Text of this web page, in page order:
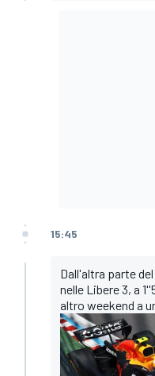
15:45
Dall'altra parte
nelle Libere 3, a
altro weekend a